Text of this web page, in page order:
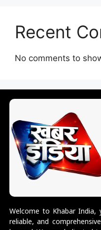
Recent
No comments to
Welcome to Khabar
reliable, and